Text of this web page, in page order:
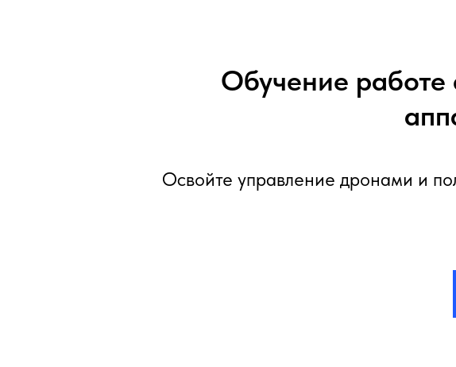
Обучение работе
Освойте управление дронами и